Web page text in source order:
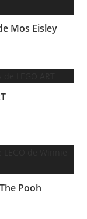
Mos Eisley
Pooh